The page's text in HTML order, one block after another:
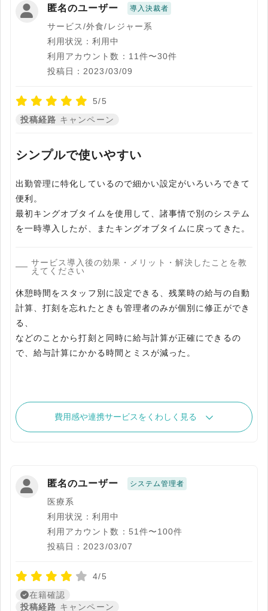
匿名のユーザー 導入決裁者
サービス/外食/レジャー系
利用状況：利用中
利用アカウント数：11件〜30件
投稿日：2023/03/09
5/5
投稿経路 キャンペーン
シンプルで使いやすい
出勤管理に特化しているので細かい設定がいろいろできて
便利。
最初キングオブタイムを使用して、諸事情で別のシステム
を一時導入したが、またキングオブタイムに戻ってきた。
サービス導入後の効果・メリット・解決したことを教
えてください
休憩時間をスタッフ別に設定できる、残業時の給与の自動
計算、打刻を忘れたときも管理者のみが個別に修正ができ
る、
などのことから打刻と同時に給与計算が正確にできるの
で、給与計算にかかる時間とミスが減った。
費用感や連携サービスをくわしく見る
匿名のユーザー システム管理者
医療系
利用状況：利用中
利用アカウント数：51件〜100件
投稿日：2023/03/07
4/5
在籍確認
投稿経路 キャンペーン